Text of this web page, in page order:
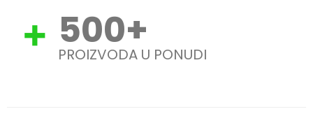
500+
PROIZVODA U PONUDI